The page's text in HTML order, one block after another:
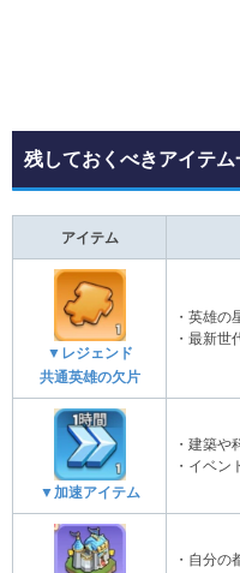
残しておくべきアイテム
アイテム
▼レジェンド
共通英雄の欠片
・英雄の
・最新世
▼加速アイテム
・建築や
・イベン
・自分の